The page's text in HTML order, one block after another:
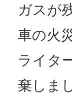
ガスが
車の火
ライタ
棄しま